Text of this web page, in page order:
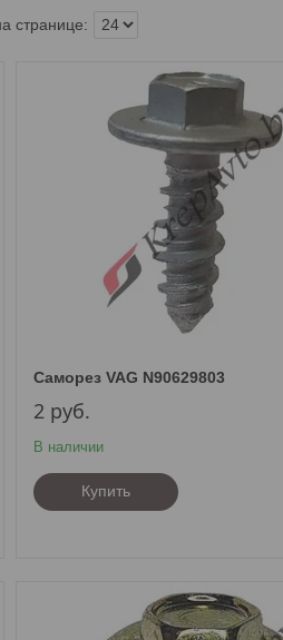
Саморез VAG N90629803
2 руб.
В наличии
Купить